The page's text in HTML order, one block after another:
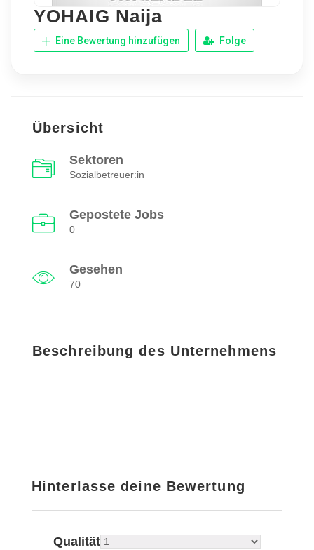
YOHAIG Naija
Eine Bewertung hinzufügen Folge
Übersicht
Sektoren
Sozialbetreuer:in
Gepostete Jobs
0
Gesehen
70
Beschreibung des Unternehmens
Hinterlasse deine Bewertung
Qualität